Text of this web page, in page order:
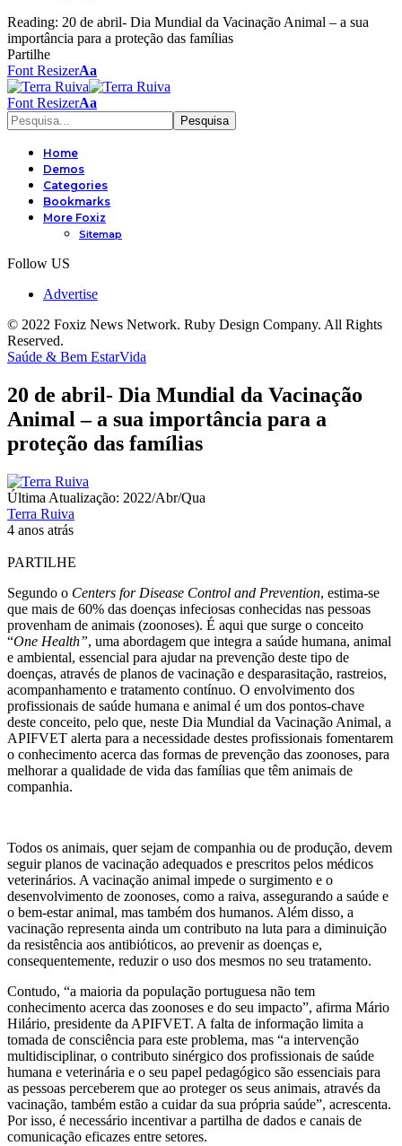
Reading: 20 de abril- Dia Mundial da Vacinação Animal – a sua
importância para a proteção das famílias
Partilhe
Font ResizerAa
Font ResizerAa
Home
Demos
Categories
Bookmarks
More Foxiz
Sitemap
Follow US
Advertise
© 2022 Foxiz News Network. Ruby Design Company. All Rights
Reserved.
Saúde & Bem EstarVida
20 de abril- Dia Mundial da Vacinação
Animal – a sua importância para a
proteção das famílias
Última Atualização: 2022/Abr/Qua
Terra Ruiva
4 anos atrás
PARTILHE
Segundo o Centers for Disease Control and Prevention, estima-se
que mais de 60% das doenças infeciosas conhecidas nas pessoas
provenham de animais (zoonoses). É aqui que surge o conceito
“One Health”, uma abordagem que integra a saúde humana, animal
e ambiental, essencial para ajudar na prevenção deste tipo de
doenças, através de planos de vacinação e desparasitação, rastreios,
acompanhamento e tratamento contínuo. O envolvimento dos
profissionais de saúde humana e animal é um dos pontos-chave
deste conceito, pelo que, neste Dia Mundial da Vacinação Animal, a
APIFVET alerta para a necessidade destes profissionais fomentarem
o conhecimento acerca das formas de prevenção das zoonoses, para
melhorar a qualidade de vida das famílias que têm animais de
companhia.
Todos os animais, quer sejam de companhia ou de produção, devem
seguir planos de vacinação adequados e prescritos pelos médicos
veterinários. A vacinação animal impede o surgimento e o
desenvolvimento de zoonoses, como a raiva, assegurando a saúde e
o bem-estar animal, mas também dos humanos. Além disso, a
vacinação representa ainda um contributo na luta para a diminuição
da resistência aos antibióticos, ao prevenir as doenças e,
consequentemente, reduzir o uso dos mesmos no seu tratamento.
Contudo, “a maioria da população portuguesa não tem
conhecimento acerca das zoonoses e do seu impacto”, afirma Mário
Hilário, presidente da APIFVET. A falta de informação limita a
tomada de consciência para este problema, mas “a intervenção
multidisciplinar, o contributo sinérgico dos profissionais de saúde
humana e veterinária e o seu papel pedagógico são essenciais para
as pessoas perceberem que ao proteger os seus animais, através da
vacinação, também estão a cuidar da sua própria saúde”, acrescenta.
Por isso, é necessário incentivar a partilha de dados e canais de
comunicação eficazes entre setores.